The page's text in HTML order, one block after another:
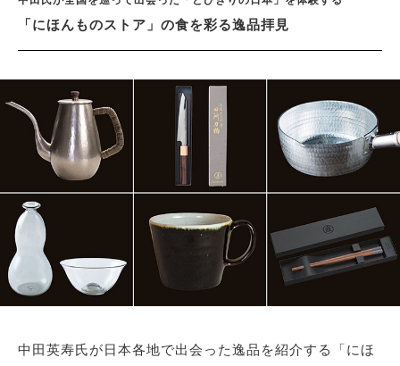
「にほんものストア」の食を彩る逸品拝見
中田英寿氏が日本各地で出会った逸品を紹介する「にほ
MAGAZINE
サイトマップ